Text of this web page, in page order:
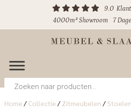
9.0
4000m² Showroom
7
Producten
zoeken
Home / Collectie / Zitmeubelen / Stoelen